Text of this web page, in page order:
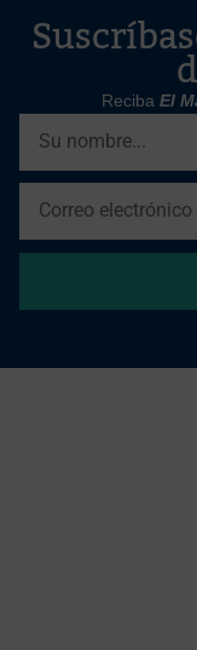
Reciba El